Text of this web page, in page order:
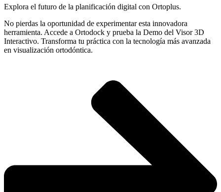
Explora el futuro de la planificación digital con Ortoplus.
No pierdas la oportunidad de experimentar esta innovadora
herramienta. Accede a Ortodock y prueba la Demo del Visor 3D
Interactivo. Transforma tu práctica con la tecnología más avanzada
en visualización ortodóntica.